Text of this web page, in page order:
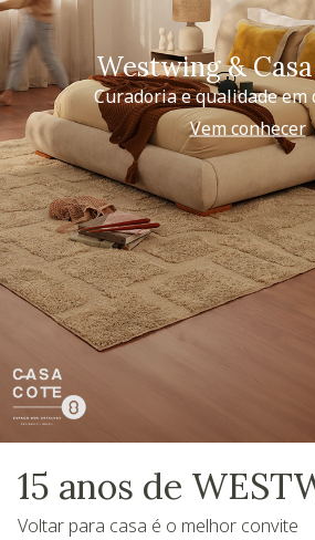
Westwing &
Curadoria e qualidade em
Vem conhecer
15 anos de
Voltar para casa é o melhor convite